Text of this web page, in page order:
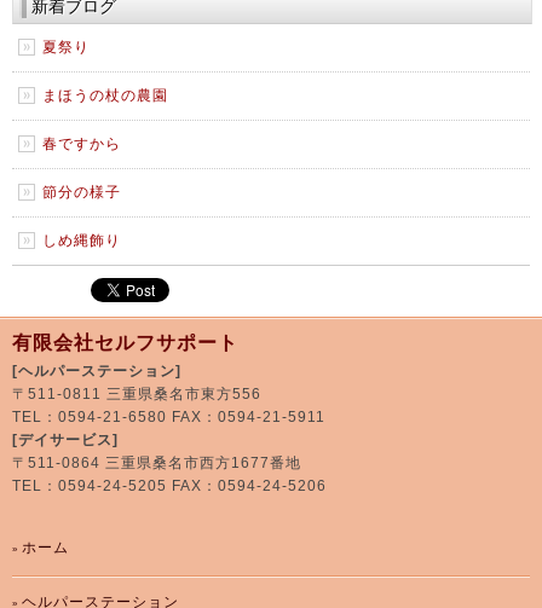
新着ブログ
夏祭り
まほうの杖の農園
春ですから
節分の様子
しめ縄飾り
有限会社セルフサポート
[ヘルパーステーション]
〒511-0811 三重県桑名市東方556
TEL：0594-21-6580 FAX：0594-21-5911
[デイサービス]
〒511-0864 三重県桑名市西方1677番地
TEL：0594-24-5205 FAX：0594-24-5206
ホーム
ヘルパーステーション